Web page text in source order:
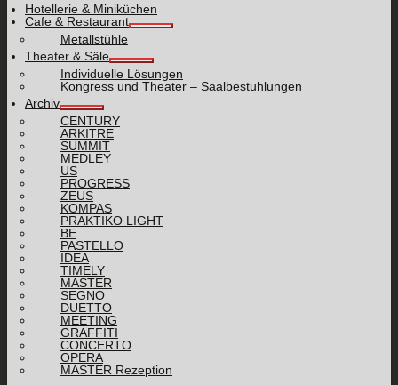
Hotellerie & Miniküchen
Cafe & Restaurant
Metallstühle
Theater & Säle
Individuelle Lösungen
Kongress und Theater – Saalbestuhlungen
Archiv
CENTURY
ARKITRE
SUMMIT
MEDLEY
US
PROGRESS
ZEUS
KOMPAS
PRAKTIKO LIGHT
BE
PASTELLO
IDEA
TIMELY
MASTER
SEGNO
DUETTO
MEETING
GRAFFITI
CONCERTO
OPERA
MASTER Rezeption